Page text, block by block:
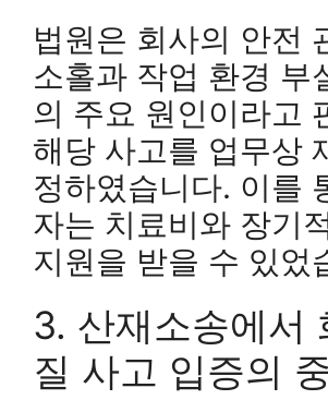
법원은 회사의 안전
소홀과 작업 환경 부
의 주요 원인이라고
해당 사고를 업무상
정하였습니다. 이를
자는 치료비와 장기
지원을 받을 수 있었
3. 산재소송에서
질 사고 입증의